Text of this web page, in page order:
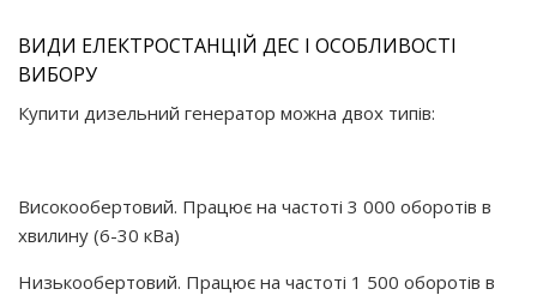
ВИДИ ЕЛЕКТРОСТАНЦІЙ ДЕС І ОСОБЛИВОСТІ
ВИБОРУ
Купити дизельний генератор можна двох типів:
Високообертовий. Працює на частоті 3 000 оборотів в
хвилину (6-30 кВа)
Низькообертовий. Працює на частоті 1 500 оборотів в